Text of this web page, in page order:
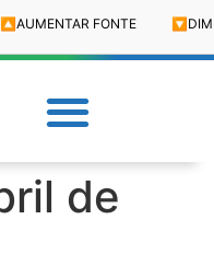
🔼 AUMENTAR FONTE 🔽
de